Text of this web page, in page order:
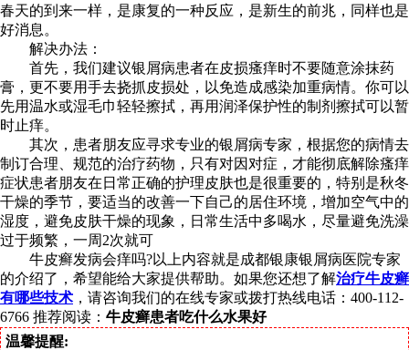
春天的到来一样，是康复的一种反应，是新生的前兆，同样也是
好消息。
解决办法：
首先，我们建议银屑病患者在皮损瘙痒时不要随意涂抹药
膏，更不要用手去挠抓皮损处，以免造成感染加重病情。你可以
先用温水或湿毛巾轻轻擦拭，再用润泽保护性的制剂擦拭可以暂
时止痒。
其次，患者朋友应寻求专业的银屑病专家，根据您的病情去
制订合理、规范的治疗药物，只有对因对症，才能彻底解除瘙痒
症状患者朋友在日常正确的护理皮肤也是很重要的，特别是秋冬
干燥的季节，要适当的改善一下自己的居住环境，增加空气中的
湿度，避免皮肤干燥的现象，日常生活中多喝水，尽量避免洗澡
过于频繁，一周2次就可
牛皮癣发病会痒吗?以上内容就是成都银康银屑病医院专家
的介绍了，希望能给大家提供帮助。如果您还想了解治疗牛皮癣
有哪些技术 ，请咨询我们的在线专家或拨打热线电话：400-112-
6766 推荐阅读： 牛皮癣患者吃什么水果好
温馨提醒: